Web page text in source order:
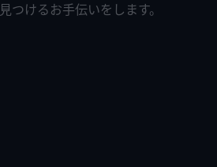
つけるお手伝いをします。